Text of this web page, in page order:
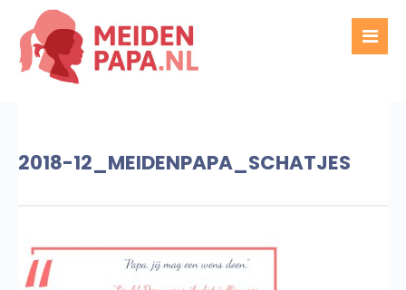
2018-12_MEIDENPAPA_SCHATJES